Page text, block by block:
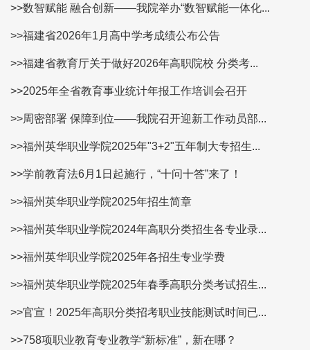
>>数智赋能 融合创新——我院举办“数智赋能一体化...
>>福建省2026年1月高中学考成绩公布公告
>>福建省教育厅关于做好2026年高职院校 分类考...
>>2025年全省教育事业统计年报工作培训会召开
>>周密部署 保障到位——我院召开迎新工作动员部...
>>福州英华职业学院2025年"3+2"五年制大专招生...
>>学前教育法6月1日起施行，“十问十答”来了！
>>福州英华职业学院2025年招生简章
>>福州英华职业学院2024年高职分类招生各专业录...
>>福州英华职业学院2025年各招生专业学费
>>福州英华职业学院2025年春季高职分类考试招生...
>>官宣！2025年高职分类招考职业技能测试时间已...
>>758项职业教育专业教学“新标准”，新在哪？